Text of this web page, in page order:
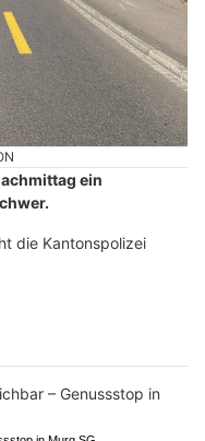
ein
die Kantonspolizei